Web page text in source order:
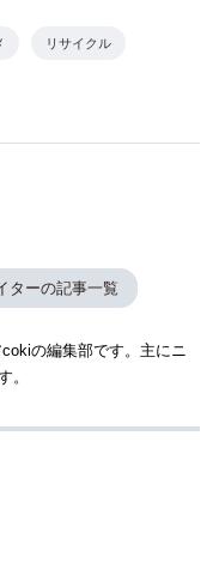
リサイクル
ターの記事一覧
の編集部です。主にニ
。